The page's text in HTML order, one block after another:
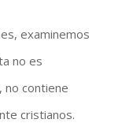
examinemos
no es
no contiene
cristianos.